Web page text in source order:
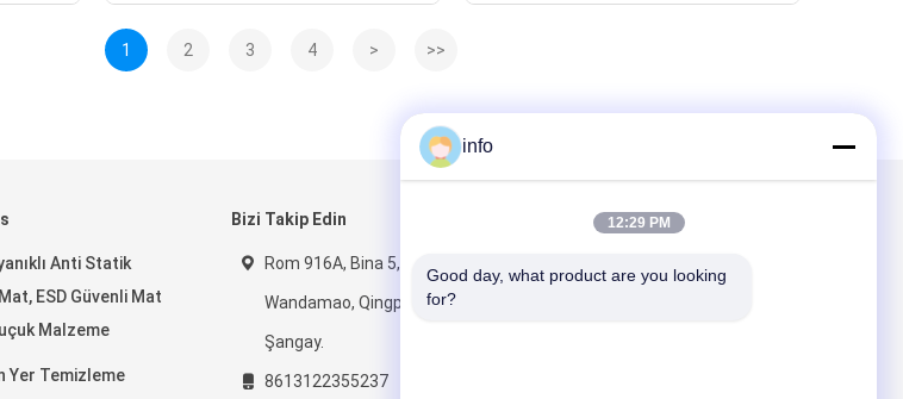
1 2 3 4 > >>
Anti Statik
ESD Güvenli Mat
Malzeme
Yer Temizleme
Bizi Takip Edin
Rom 916A, Bina 5,
Wandamao, Qingpu Bölgesi,
Şangay.
8613122355237
Mail Gönder
info
12:29 PM
Good day, what product are you looking
for?